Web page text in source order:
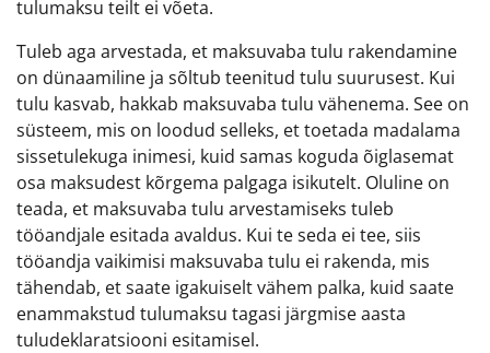
tulumaksu teilt ei võeta.
Tuleb aga arvestada, et maksuvaba tulu rakendamine
on dünaamiline ja sõltub teenitud tulu suurusest. Kui
tulu kasvab, hakkab maksuvaba tulu vähenema. See on
süsteem, mis on loodud selleks, et toetada madalama
sissetulekuga inimesi, kuid samas koguda õiglasemat
osa maksudest kõrgema palgaga isikutelt. Oluline on
teada, et maksuvaba tulu arvestamiseks tuleb
tööandjale esitada avaldus. Kui te seda ei tee, siis
tööandja vaikimisi maksuvaba tulu ei rakenda, mis
tähendab, et saate igakuiselt vähem palka, kuid saate
enammakstud tulumaksu tagasi järgmise aasta
tuludeklaratsiooni esitamisel.